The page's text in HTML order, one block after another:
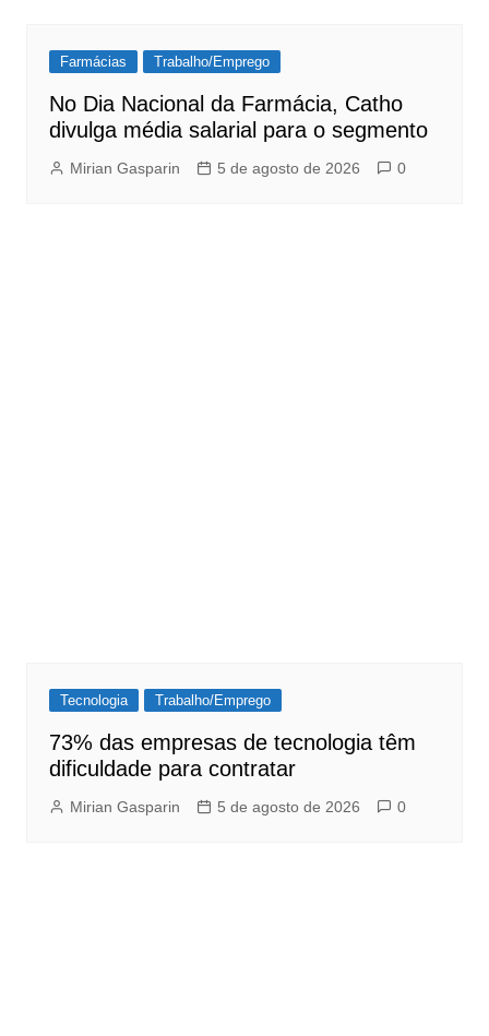
Farmácias Trabalho/Emprego
No Dia Nacional da Farmácia, Catho
divulga média salarial para o segmento
Mirian Gasparin 5 de agosto de 2026 0
Tecnologia Trabalho/Emprego
73% das empresas de tecnologia têm
dificuldade para contratar
Mirian Gasparin 5 de agosto de 2026 0